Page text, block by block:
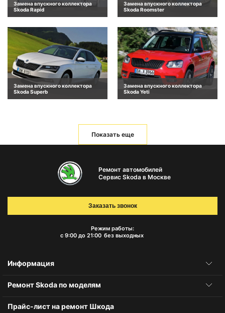
Замена впускного коллектора
Skoda Rapid
Замена впускного коллектора
Skoda Roomster
Замена впускного коллектора
Skoda Superb
Замена впускного коллектора
Skoda Yeti
Показать еще
Ремонт автомобилей
Сервис Skoda в Москве
Режим работы:
с 9:00 до 21:00 без выходных
Заказать звонок
Информация
Ремонт Skoda по моделям
Прайс-лист на ремонт Шкода